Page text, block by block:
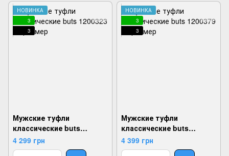
НОВИНКА
3
3
Мужские туфли
классические buts
1200323, Черный, 40,
2924180819895
4 299 грн
НОВИНКА
3
3
Мужские туфли
классические buts
1200379, Черный, 40,
2924180833860
4 399 грн